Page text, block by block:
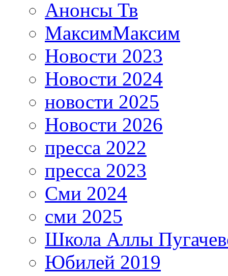
Анонсы Тв
МаксимМаксим
Новости 2023
Новости 2024
новости 2025
Новости 2026
пресса 2022
пресса 2023
Сми 2024
сми 2025
Школа Аллы
Юбилей 2019